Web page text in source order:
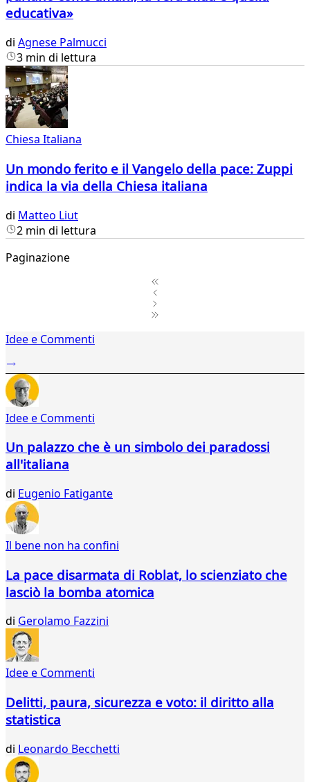
educativa»
di Agnese Palmucci
3 min di lettura
Chiesa Italiana
Un mondo ferito e il Vangelo della pace: Zuppi
indica la via della Chiesa italiana
di Matteo Liut
2 min di lettura
Paginazione
2Idee e Commenti
Idee e Commenti
Un palazzo che è un simbolo dei paradossi
all'italiana
di Eugenio Fatigante
Il bene non ha confini
La pace disarmata di Roblat, lo scienziato che
lasciò la bomba atomica
di Gerolamo Fazzini
Idee e Commenti
Delitti, paura, sicurezza e voto: il diritto alla
statistica
di Leonardo Becchetti